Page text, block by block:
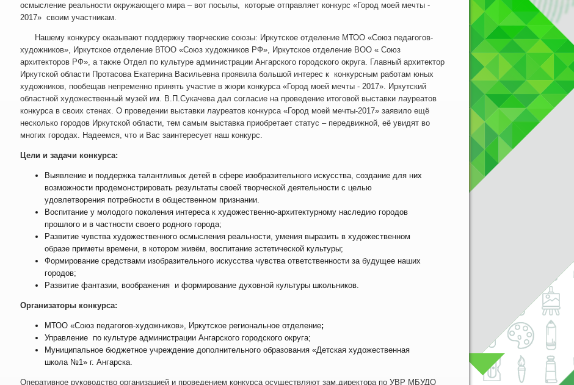
осмысление реальности окружающего мира – вот посылы, которые отправляет конкурс «Город моей мечты -
2017» своим участникам.
Нашему конкурсу оказывают поддержку творческие союзы: Иркутское отделение МТОО «Союз педагогов-
художников», Иркутское отделение ВТОО «Союз художников РФ», Иркутское отделение ВОО « Союз
архитекторов РФ», а также Отдел по культуре администрации Ангарского городского округа. Главный архитектор
Иркутской области Протасова Екатерина Васильевна проявила большой интерес к конкурсным работам юных
художников, пообещав непременно принять участие в жюри конкурса «Город моей мечты - 2017». Иркутский
областной художественный музей им. В.П.Сукачева дал согласие на проведение итоговой выставки лауреатов
конкурса в своих стенах. О проведении выставки лауреатов конкурса «Город моей мечты-2017» заявило ещё
несколько городов Иркутской области, тем самым выставка приобретает статус – передвижной, её увидят во
многих городах. Надеемся, что и Вас заинтересует наш конкурс.
Цели и задачи конкурса:
Выявление и поддержка талантливых детей в сфере изобразительного искусства, создание для них
возможности продемонстрировать результаты своей творческой деятельности с целью
удовлетворения потребности в общественном признании.
Воспитание у молодого поколения интереса к художественно-архитектурному наследию городов
прошлого и в частности своего родного города;
Развитие чувства художественного осмысления реальности, умения выразить в художественном
образе приметы времени, в котором живём, воспитание эстетической культуры;
Формирование средствами изобразительного искусства чувства ответственности за будущее наших
городов;
Развитие фантазии, воображения и формирование духовной культуры школьников.
Организаторы конкурса:
МТОО «Союз педагогов-художников», Иркутское региональное отделение;
Управление по культуре администрации Ангарского городского округа;
Муниципальное бюджетное учреждение дополнительного образования «Детская художественная
школа №1» г. Ангарска.
Оперативное руководство организацией и проведением конкурса осуществляют зам.директора по УВР МБУДО